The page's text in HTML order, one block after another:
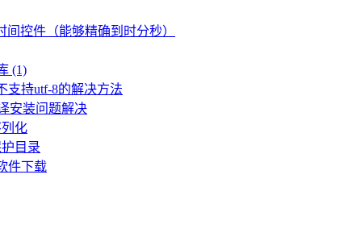
间控件（能够精确到时分秒）
(1)
支持utf-8的解决方法
安装问题解决
化
目录
件下载